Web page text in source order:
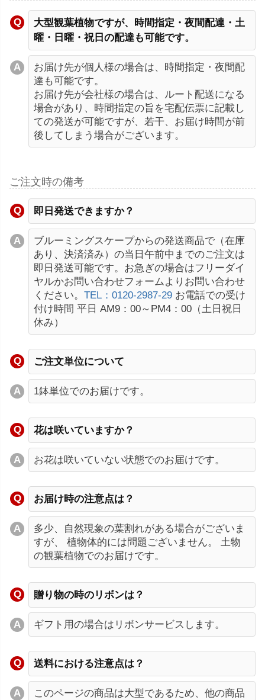
大型観葉植物ですが、時間指定・夜間配達・土
曜・日曜・祝日の配達も可能です。
お届け先が個人様の場合は、時間指定・夜間配
達も可能です。
お届け先が会社様の場合は、ルート配送になる
場合があり、時間指定の旨を宅配伝票に記載し
ての発送が可能ですが、若干、お届け時間が前
後してしまう場合がございます。
ご注文時の備考
即日発送できますか？
ブルーミングスケープからの発送商品で（在庫
あり、決済済み）の当日午前中までのご注文は
即日発送可能です。お急ぎの場合はフリーダイ
ヤルかお問い合わせフォームよりお問い合わせ
ください。 TEL：0120-2987-29 お電話での受け
付け時間 平日 AM9：00～PM4：00（土日祝日
休み）
ご注文単位について
1鉢単位でのお届けです。
花は咲いていますか？
お花は咲いていない状態でのお届けです。
お届け時の注意点は？
多少、自然現象の葉割れがある場合がございま
すが、 植物体的には問題ございません。 土物
の観葉植物でのお届けです。
贈り物の時のリボンは？
ギフト用の場合はリボンサービスします。
送料における注意点は？
このページの商品は大型であるため、他の商品